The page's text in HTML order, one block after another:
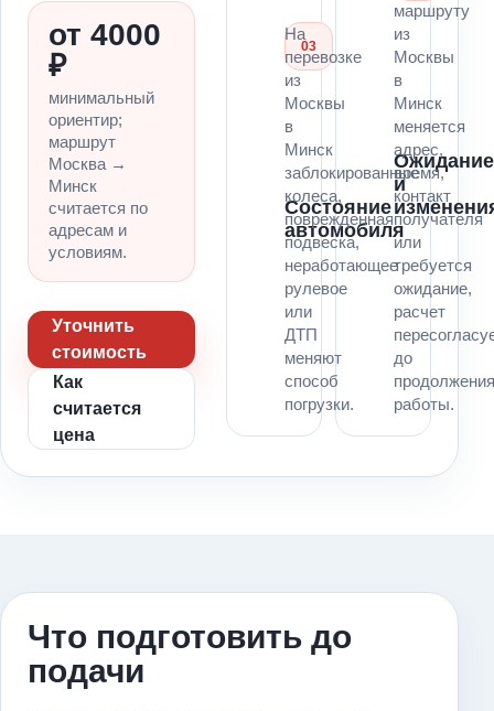
от 4000
₽
минимальный
ориентир;
маршрут
Москва →
Минск
считается по
адресам и
условиям.
Уточнить
стоимость
Как
считается
цена
03
Состояние
автомобиля
На
перевозке
из
Москвы
в
Минск
заблокированные
колеса,
поврежденная
подвеска,
неработающее
рулевое
или
ДТП
меняют
способ
погрузки.
Ожидание
и
маршруту
из
Москвы
в
Минск
меняется
адрес,
время,
контакт
получателя
или
требуется
ожидание,
расчет
до
работы.
Что подготовить до
подачи